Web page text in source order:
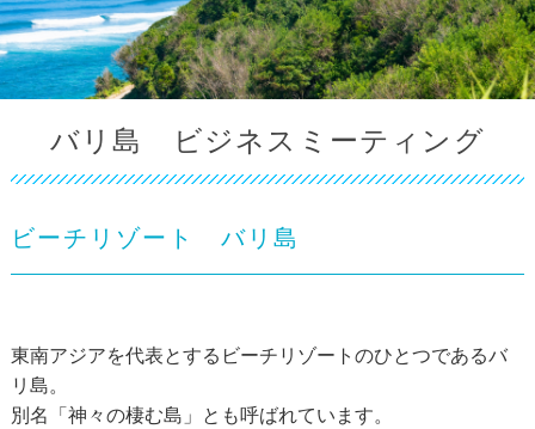
バリ島 ビジネスミーティング
ビーチリゾート バリ島
東南アジアを代表とするビーチリゾートのひとつであるバ
リ島。
別名「神々の棲む島」とも呼ばれています。